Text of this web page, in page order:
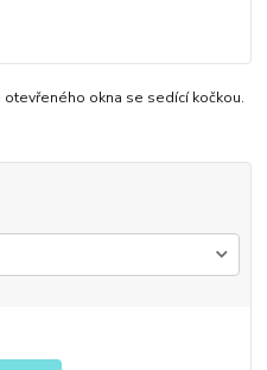
okna se sedící kočkou.